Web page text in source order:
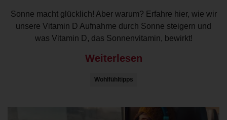
Sonne macht glücklich! Aber warum? Erfahre hier, wie wir
unsere Vitamin D Aufnahme durch Sonne steigern und
was Vitamin D, das Sonnenvitamin, bewirkt!
Weiterlesen
Wohlfühltipps